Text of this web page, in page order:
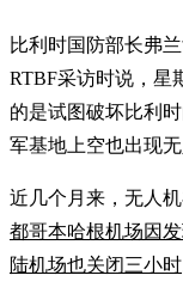
比利时国防部长弗
RTBF采访时说，星
的是试图破坏比利
军基地上空也出现无
近几个月来，无人
都哥本哈根机场因
陆机场也关闭三小时